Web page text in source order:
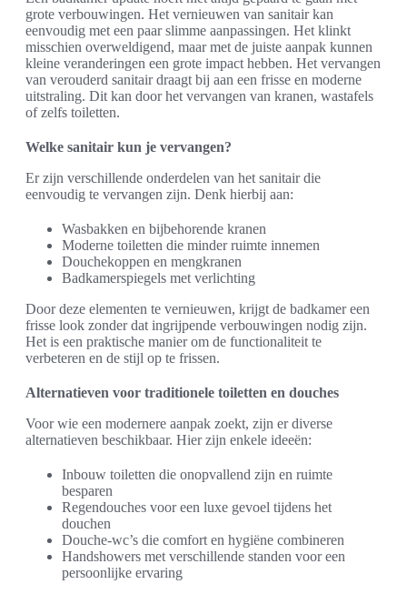
grote verbouwingen. Het vernieuwen van sanitair kan
eenvoudig met een paar slimme aanpassingen. Het klinkt
misschien overweldigend, maar met de juiste aanpak kunnen
kleine veranderingen een grote impact hebben. Het vervangen
van verouderd sanitair draagt bij aan een frisse en moderne
uitstraling. Dit kan door het vervangen van kranen, wastafels
of zelfs toiletten.
Welke sanitair kun je vervangen?
Er zijn verschillende onderdelen van het sanitair die
eenvoudig te vervangen zijn. Denk hierbij aan:
Wasbakken en bijbehorende kranen
Moderne toiletten die minder ruimte innemen
Douchekoppen en mengkranen
Badkamerspiegels met verlichting
Door deze elementen te vernieuwen, krijgt de badkamer een
frisse look zonder dat ingrijpende verbouwingen nodig zijn.
Het is een praktische manier om de functionaliteit te
verbeteren en de stijl op te frissen.
Alternatieven voor traditionele toiletten en douches
Voor wie een modernere aanpak zoekt, zijn er diverse
alternatieven beschikbaar. Hier zijn enkele ideeën:
Inbouw toiletten die onopvallend zijn en ruimte
besparen
Regendouches voor een luxe gevoel tijdens het
douchen
Douche-wc’s die comfort en hygiëne combineren
Handshowers met verschillende standen voor een
persoonlijke ervaring